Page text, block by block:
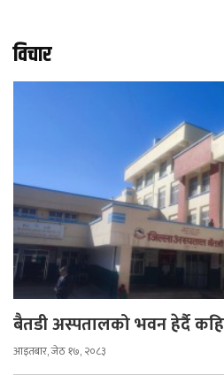
विचार
बैतडी अस्पतालको भवन हेर्दै
आइतबार, जेठ १७, २०८३